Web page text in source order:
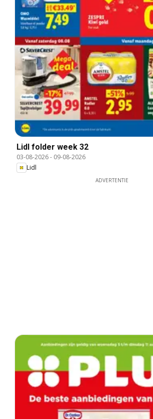
Lidl folder week 32
03-08-2026- 09-08-2026
Lidl
ADVERTENTIE